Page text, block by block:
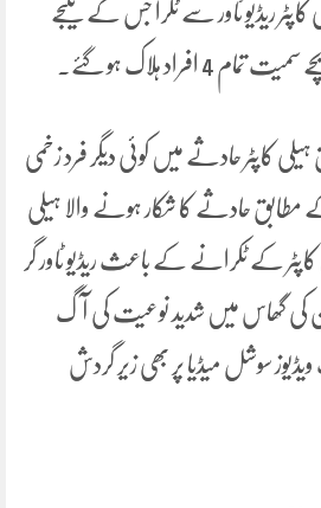
ریڈیو ٹاور سے ٹکرا جس کے نتیجے
افراد ہلاک ہو گئے۔
کاپٹر حادثے میں کوئی دیگر فرد زخمی
حادثے کا شکار ہونے والا ہیلی
کاپٹر کے ٹکرانے کے باعث ریڈیو ٹاور گر
کی گھاس میں شدید نوعیت کی آگ
سوشل میڈیا پر بھی زیر گردش